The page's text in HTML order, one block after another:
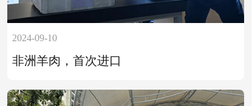
2024-09-10
非洲羊肉，首次进口